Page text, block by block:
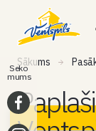
Sākums
Seko
mums